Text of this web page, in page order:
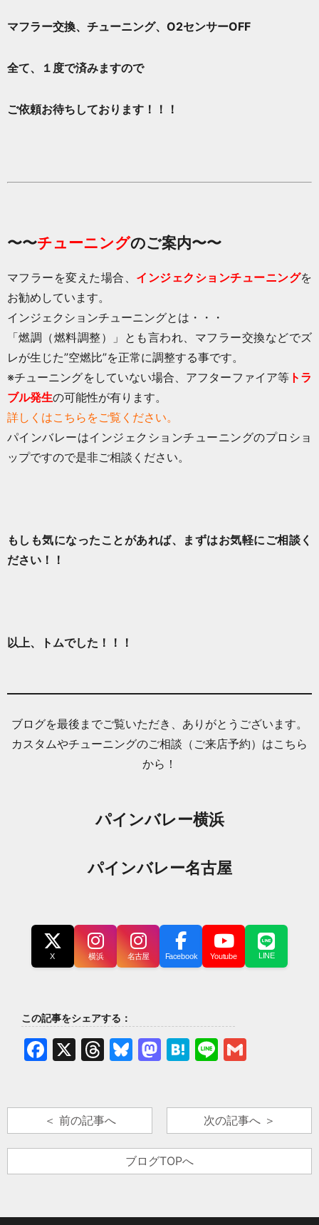
マフラー交換、チューニング、O2センサーOFF
全て、１度で済みますので
ご依頼お待ちしております！！！
〜〜チューニングのご案内〜〜
マフラーを変えた場合、 インジェクションチューニングを
お勧めしています。
インジェクションチューニングとは・・・
「燃調（燃料調整）」とも言われ、マフラー交換などでズ
レが生じた”空燃比”を正常に調整する事です。
※チューニングをしていない場合、アフターファイア等トラ
ブル発生の可能性が有ります。
詳しくはこちらをご覧ください。
パインバレーはインジェクションチューニングのプロショ
ップですので是非ご相談ください。
もしも気になったことがあれば、まずはお気軽にご相談く
ださい！！
以上、トムでした！！！
ブログを最後までご覧いただき、ありがとうございます。
カスタムやチューニングのご相談（ご来店予約）はこちら
から！
パインバレー横浜
パインバレー名古屋
X 横浜 名古屋 Facebook Youtube LINE
この記事をシェアする：
Facebook
X Threads
Bluesky
Mastodon
Hatena
Line
＜ 前の記事へ
ブログTOPへ
次の記事へ ＞